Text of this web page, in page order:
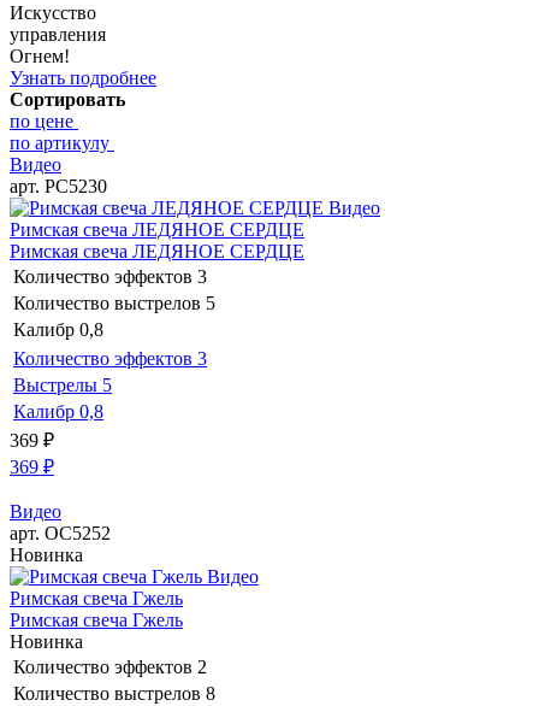
Искусство
управления
Огнем!
Узнать подробнее
Сортировать
по цене
по артикулу
Видео
арт. РС5230
Видео
Римская свеча ЛЕДЯНОЕ СЕРДЦЕ
Римская свеча ЛЕДЯНОЕ СЕРДЦЕ
Количество эффектов 3
Количество выстрелов 5
Калибр 0,8
Количество эффектов 3
Выстрелы 5
Калибр 0,8
369 ₽
369 ₽
Видео
арт. ОС5252
Новинка
Видео
Римская свеча Гжель
Римская свеча Гжель
Новинка
Количество эффектов 2
Количество выстрелов 8